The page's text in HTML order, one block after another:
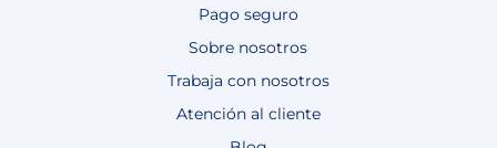
Pago seguro
Sobre nosotros
Trabaja con nosotros
Atención al cliente